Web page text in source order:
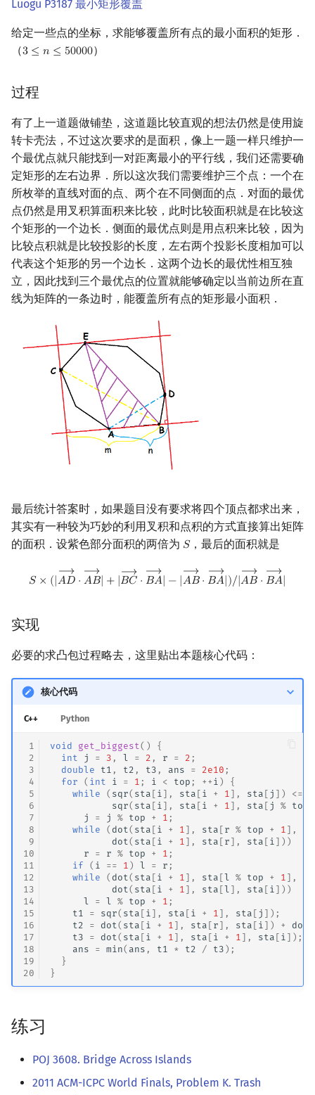
Luogu P3187 最小矩形覆盖
给定一些点的坐标，求能够覆盖所有点的最小面积的矩形．
（3 ≤ 𝑛 ≤ 50000
3 ≤n ≤50000 ）
过程
有了上一道题做铺垫，这道题比较直观的想法仍然是使用旋
转卡壳法，不过这次要求的是面积，像上一题一样只维护一
个最优点就只能找到一对距离最小的平行线，我们还需要确
定矩形的左右边界．所以这次我们需要维护三个点：一个在
所枚举的直线对面的点、两个在不同侧面的点．对面的最优
点仍然是用叉积算面积来比较，此时比较面积就是在比较这
个矩形的一个边长．侧面的最优点则是用点积来比较，因为
比较点积就是比较投影的长度，左右两个投影长度相加可以
代表这个矩形的另一个边长．这两个边长的最优性相互独
立，因此找到三个最优点的位置就能够确定以当前边所在直
线为矩阵的一条边时，能覆盖所有点的矩形最小面积．
最后统计答案时，如果题目没有要求将四个顶点都求出来，
其实有一种较为巧妙的利用叉积和点积的方式直接算出矩阵
的面积．设紫色部分面积的两倍为 𝑆
S，最后的面积就是
𝑆 × (|
⟶
𝐴𝐷 ⋅
⟶
𝐴𝐵| + |
⟶
𝐵𝐶 ⋅
⟶
𝐵𝐴| − |
⟶
𝐴𝐵⋅
⟶
𝐵𝐴|)/|
⟶
𝐴𝐵 ⋅
⟶
𝐵𝐴|
×( D →⋅A →|+ C→⋅B A→|− B→⋅B A→|)/ |AB→ BA→
实现
必要的求凸包过程略去，这里贴出本题核心代码：
核心代码
C++ Python
1
2
3
4
5
6
7
8
9
10
11
12
13
14
15
16
17
18
19
20
void get_biggest ()
{
int
j = 3 , l = 2 , r = 2 ;
double
t1 , t2 , t3 , ans = 2e10 ;
for
( int i = 1 ; i < top ; ++ i )
{
while
( sqr( sta [ i ], sta [ i + 1 ], sta [ j ])
<=
sqr( sta [ i ], sta [ i + 1 ], sta [ j % top
j
= j % top + 1 ;
while
( dot ( sta [ i + 1 ], sta [ r % top + 1 ],
dot ( sta [ i + 1 ], sta [ r ], sta [ i ]))
r
= r % top + 1 ;
if
( i == 1 ) l = r ;
while
( dot ( sta [ i + 1 ], sta [l % top + 1 ],
dot ( sta [ i + 1 ], sta [l ], sta [ i ]))
l
= l % top + 1 ;
t1
= sqr( sta [ i ], sta [ i + 1 ], sta [ j ]);
t2
= dot ( sta [ i + 1 ], sta [ r ], sta [ i ]) + dot
t3
= dot ( sta [ i + 1 ], sta [ i + 1 ], sta [ i ]);
ans
= min( ans , t1 * t2 / t3 );
}
}
练习
POJ 3608. Bridge Across Islands
2011 ACM-ICPC World Finals, Problem K. Trash